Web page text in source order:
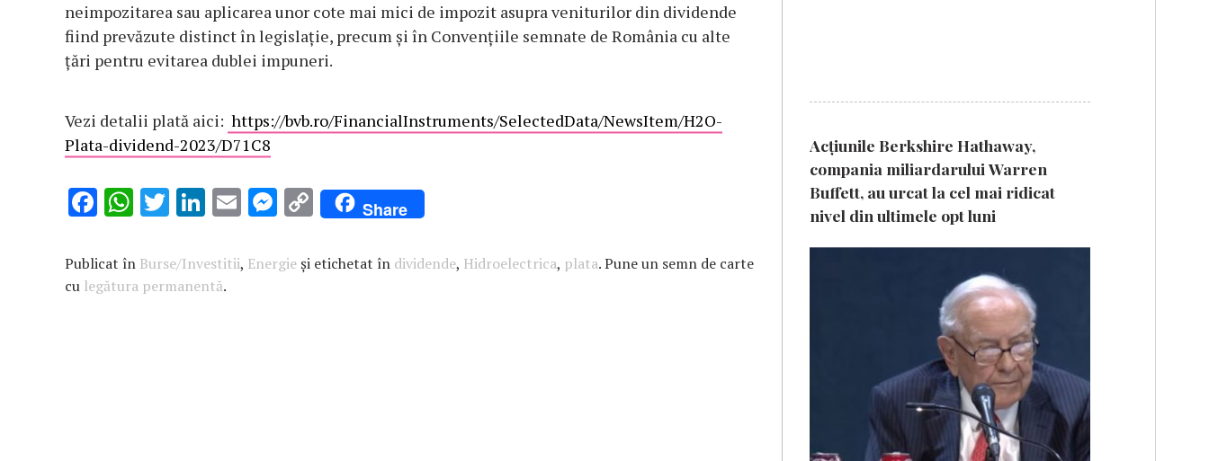
neimpozitarea sau aplicarea unor cote mai mici de impozit asupra veniturilor din dividende
fiind prevăzute distinct în legislație, precum și în Convențiile semnate de România cu alte
țări pentru evitarea dublei impuneri.
Vezi detalii plată aici: https://bvb.ro/FinancialInstruments/SelectedData/NewsItem/H2O-
Plata-dividend-2023/D71C8
F
e
b
W
at
s
T
it
te
Li
k
e
E
ai
M
se
C
o
p
Share
Publicat în Burse/Investitii, Energieși etichetat în dividende, Hidroelectrica, plata. Pune un semn de carte
cu legătura permanentă.
Acțiunile Berkshire Hathaway,
compania miliardarului Warren
Buffett, au urcat la cel mai ridicat
nivel din ultimele opt luni